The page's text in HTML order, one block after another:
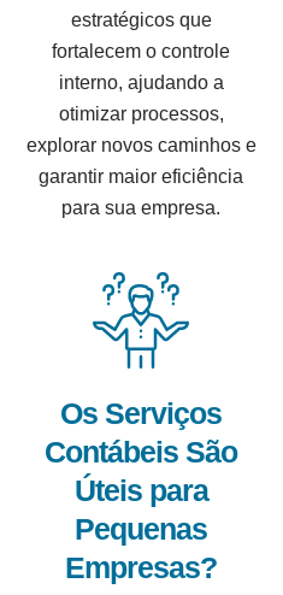
estratégicos que
fortalecem o controle
interno, ajudando a
otimizar processos,
explorar novos caminhos e
garantir maior eficiência
para sua empresa.
Os Serviços
Contábeis São
Úteis para
Pequenas
Empresas?